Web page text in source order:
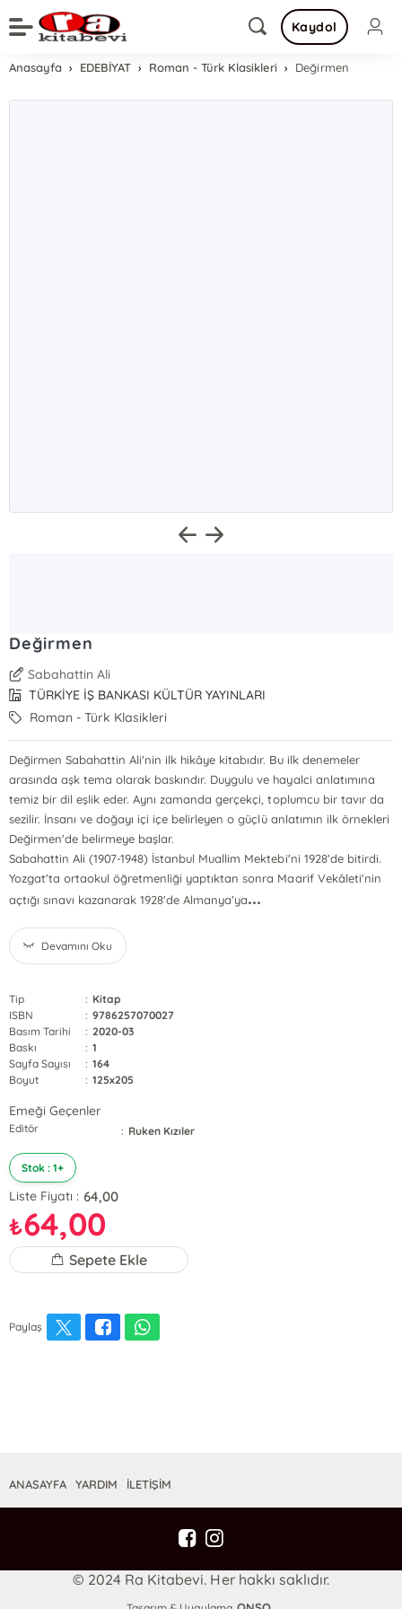
Kaydol
Anasayfa EDEBİYAT Roman - Türk Klasikleri Değirmen
Değirmen
Sabahattin Ali
TÜRKİYE İŞ BANKASI KÜLTÜR YAYINLARI
Roman - Türk Klasikleri
Değirmen Sabahattin Ali'nin ilk hikâye kitabıdır. Bu ilk denemeler
arasında aşk tema olarak baskındır. Duygulu ve hayalci anlatımına
temiz bir dil eşlik eder. Aynı zamanda gerçekçi, toplumcu bir tavır da
sezilir. İnsanı ve doğayı içi içe belirleyen o güçlü anlatımın ilk örnekleri
Değirmen'de belirmeye başlar.
Sabahattin Ali (1907-1948) İstanbul Muallim Mektebi'ni 1928'de bitirdi.
Yozgat'ta ortaokul öğretmenliği yaptıktan sonra Maarif Vekâleti'nin
açtığı sınavı kazanarak 1928'de Almanya'ya...
Devamını Oku
Tip : Kitap
ISBN
: 9786257070027
Basım Tarihi
: 2020-03
Baskı
: 1
Sayfa Sayısı
: 164
Boyut
: 125x205
Emeği Geçenler
Editör : Ruken Kızıler
Stok : 1+
Liste Fiyatı : 64,00
₺64,00
Sepete Ekle
Paylaş
ANASAYFA YARDIM İLETİŞİM
© 2024 Ra Kitabevi. Her hakkı saklıdır.